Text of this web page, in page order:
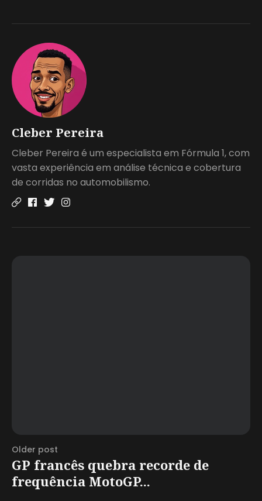
Cleber Pereira
Cleber Pereira é um especialista em Fórmula 1, com
vasta experiência em análise técnica e cobertura
de corridas no automobilismo.
Older post
GP francês quebra recorde de
frequência MotoGP...